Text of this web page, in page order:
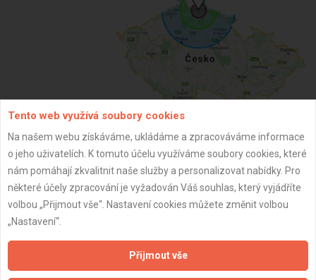
ZPĚT
Aktualizováno z portálu ARES dne 16.09.2024 11:33:15
Tento web využívá soubory cookies
Na našem webu získáváme, ukládáme a zpracováváme informace
o jeho uživatelích. K tomuto účelu využíváme soubory cookies, které
nám pomáhají zkvalitnit naše služby a personalizovat nabídky. Pro
některé účely zpracování je vyžadován Váš souhlas, který vyjádříte
volbou „Přijmout vše“. Nastavení cookies můžete změnit volbou
„Nastavení“.
Přijmout vše